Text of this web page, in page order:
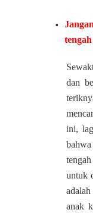
dan
ini,
untuk
anak